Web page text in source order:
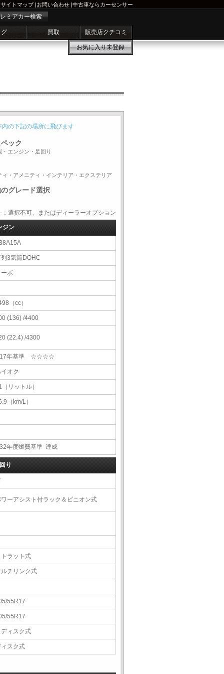
サイトマップ|お問い合わせ |中古車ならカーセンサー
ミアカー検索
買取 販売店クチコミ
お気に入り未登録
内の下記の場所に飛びます
ック
・エンジン・足回り
ィ・アメニティ・インテリア・エクステリア
グレード選択
択不可、またはディーラーオプション
ジン
3気筒DOHC
ボ
（cc）
(136) /4400
(22.4) /4300
年基準 ☆☆☆☆
オク
（リットル）
（km/L）
年度燃費基準 達成
り
ーアシスト付ラック＆ピニオン式
ラット式
チリンク式
55R17
55R17
ィスク式
スク式